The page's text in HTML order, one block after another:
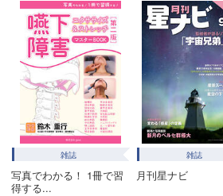
子供の科学 2024年10月号
734円 (税込)
あらすじを表示する
子供の科学 2024年9月号
雑誌
写真でわかる！ 1冊で習
得する...
雑誌
月刊星ナビ